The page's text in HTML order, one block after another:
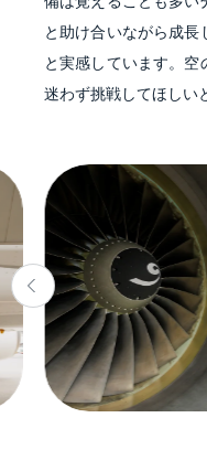
と助け合いながら成
と実感しています。空
迷わず挑戦してほしい